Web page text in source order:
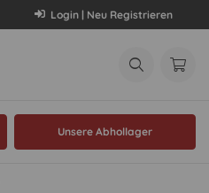
Login | Neu Registrieren
Unsere Abhollager